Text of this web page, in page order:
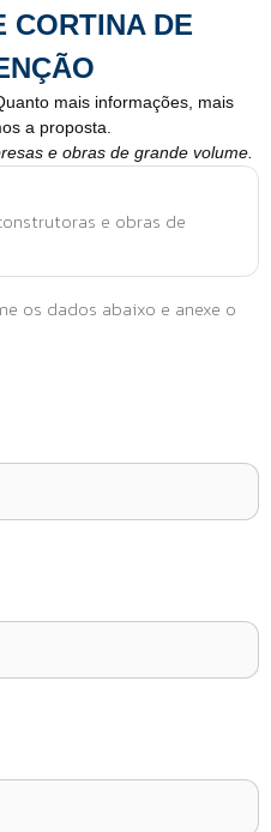
CORTINA DE
mais informações, mais
a proposta.
e obras de grande volume.
e obras de
os dados abaixo e anexe o